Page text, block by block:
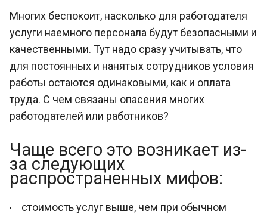
Многих беспокоит, насколько для работодателя
услуги наемного персонала будут безопасными и
качественными. Тут надо сразу учитывать, что
для постоянных и нанятых сотрудников условия
работы остаются одинаковыми, как и оплата
труда. С чем связаны опасения многих
работодателей или работников?
Чаще всего это возникает из-
за следующих
распространенных мифов:
стоимость услуг выше, чем при обычном